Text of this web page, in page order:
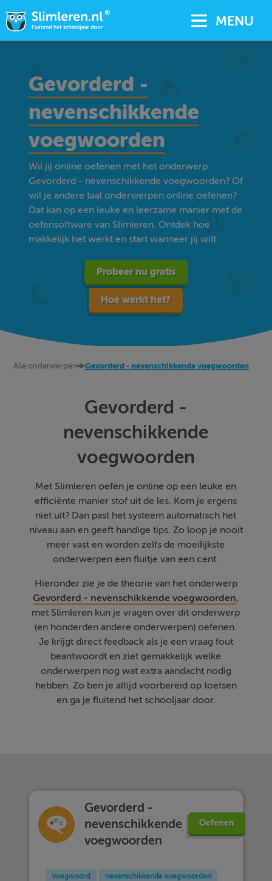
MENU
Gevorderd -
nevenschikkende
voegwoorden
Wil jij online oefenen met het onderwerp
Gevorderd - nevenschikkende voegwoorden? Of
wil je andere taal onderwerpen online oefenen?
Dat kan op een leuke en leerzame manier met de
oefensoftware van Slimleren. Ontdek hoe
makkelijk het werkt en start wanneer jij wilt.
Probeer nu gratis
Hoe werkt het?
Alle onderwerpen Gevorderd - nevenschikkende voegwoorden
Gevorderd -
nevenschikkende
voegwoorden
Met Slimleren oefen je online op een leuke en
efficiënte manier stof uit de les. Kom je ergens
niet uit? Dan past het systeem automatisch het
niveau aan en geeft handige tips. Zo loop je nooit
meer vast en worden zelfs de moeilijkste
onderwerpen een fluitje van een cent.
Hieronder zie je de theorie van het onderwerp
Gevorderd - nevenschikkende voegwoorden,
met Slimleren kun je vragen over dit onderwerp
(en honderden andere onderwerpen) oefenen.
Je krijgt direct feedback als je een vraag fout
beantwoordt en ziet gemakkelijk welke
onderwerpen nog wat extra aandacht nodig
hebben. Zo ben je altijd voorbereid op toetsen
en ga je fluitend het schooljaar door.
Gevorderd -
nevenschikkende
voegwoorden
Oefenen
voegwoord nevenschikkende voegwoorden